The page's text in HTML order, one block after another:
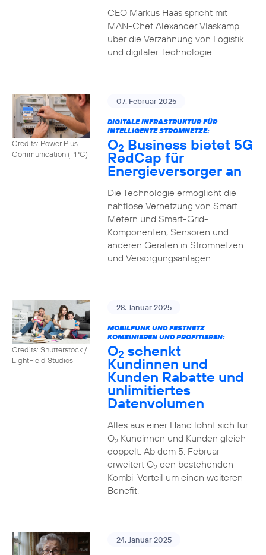
CEO Markus Haas spricht mit
MAN-Chef Alexander Vlaskamp
über die Verzahnung von Logistik
und digitaler Technologie.
Credits: Power Plus
Communication (PPC)
07. Februar 2025
DIGITALE INFRASTRUKTUR FÜR
INTELLIGENTE STROMNETZE:
O2 Business bietet 5G
RedCap für
Energieversorger an
Die Technologie ermöglicht die
nahtlose Vernetzung von Smart
Metern und Smart-Grid-
Komponenten, Sensoren und
anderen Geräten in Stromnetzen
und Versorgungsanlagen
Credits: Shutterstock /
LightField Studios
28. Januar 2025
MOBILFUNK UND FESTNETZ
KOMBINIEREN UND PROFITIEREN:
O2 schenkt
Kundinnen und
Kunden Rabatte und
unlimitiertes
Datenvolumen
Alles aus einer Hand lohnt sich für
O2Kundinnen und Kunden gleich
doppelt. Ab dem 5. Februar
erweitert O2den bestehenden
Kombi-Vorteil um einen weiteren
Benefit.
24. Januar 2025